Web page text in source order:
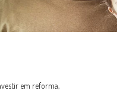
em reforma,